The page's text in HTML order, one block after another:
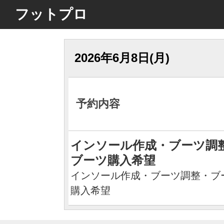
フットプロ
2026年6月8日(月)
予約内容
インソール作成・ブーツ調
ブーツ購入希望
インソール作成・ブーツ調整・ブ
購入希望